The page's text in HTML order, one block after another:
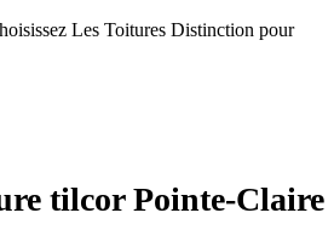
Les Toitures Distinction pour
tilcor Pointe-Claire